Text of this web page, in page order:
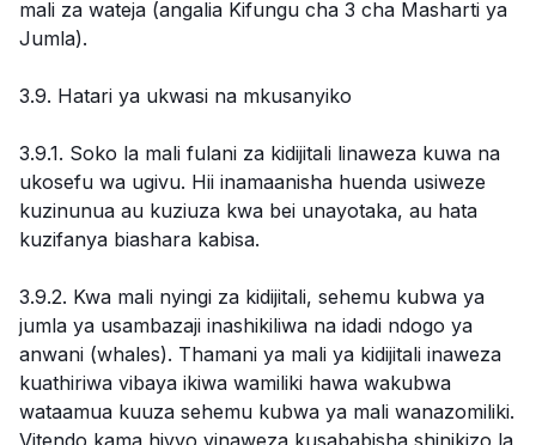
mali za wateja (angalia Kifungu cha 3 cha Masharti ya
Jumla).
3.9. Hatari ya ukwasi na mkusanyiko
3.9.1. Soko la mali fulani za kidijitali linaweza kuwa na
ukosefu wa ugivu. Hii inamaanisha huenda usiweze
kuzinunua au kuziuza kwa bei unayotaka, au hata
kuzifanya biashara kabisa.
3.9.2. Kwa mali nyingi za kidijitali, sehemu kubwa ya
jumla ya usambazaji inashikiliwa na idadi ndogo ya
anwani (whales). Thamani ya mali ya kidijitali inaweza
kuathiriwa vibaya ikiwa wamiliki hawa wakubwa
wataamua kuuza sehemu kubwa ya mali wanazomiliki.
Vitendo kama hivyo vinaweza kusababisha shinikizo la